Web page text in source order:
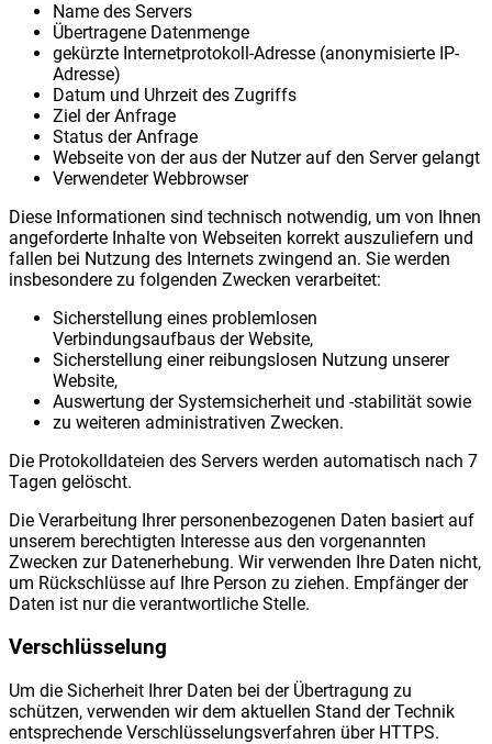
Name des Servers
Übertragene Datenmenge
gekürzte Internetprotokoll-Adresse (anonymisierte IP-
Adresse)
Datum und Uhrzeit des Zugriffs
Ziel der Anfrage
Status der Anfrage
Webseite von der aus der Nutzer auf den Server gelangt
Verwendeter Webbrowser
Diese Informationen sind technisch notwendig, um von Ihnen
angeforderte Inhalte von Webseiten korrekt auszuliefern und
fallen bei Nutzung des Internets zwingend an. Sie werden
insbesondere zu folgenden Zwecken verarbeitet:
Sicherstellung eines problemlosen
Verbindungsaufbaus der Website,
Sicherstellung einer reibungslosen Nutzung unserer
Website,
Auswertung der Systemsicherheit und -stabilität sowie
zu weiteren administrativen Zwecken.
Die Protokolldateien des Servers werden automatisch nach 7
Tagen gelöscht.
Die Verarbeitung Ihrer personenbezogenen Daten basiert auf
unserem berechtigten Interesse aus den vorgenannten
Zwecken zur Datenerhebung. Wir verwenden Ihre Daten nicht,
um Rückschlüsse auf Ihre Person zu ziehen. Empfänger der
Daten ist nur die verantwortliche Stelle.
Verschlüsselung
Um die Sicherheit Ihrer Daten bei der Übertragung zu
schützen, verwenden wir dem aktuellen Stand der Technik
entsprechende Verschlüsselungsverfahren über HTTPS.